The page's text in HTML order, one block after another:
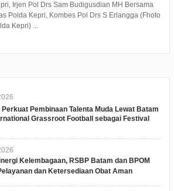
Irjen Pol Drs Sam Budigusdian MH Bersama
Polda Kepri, Kombes Pol Drs S Erlangga (Fhoto
Kepri) ...
Perkuat Pembinaan Talenta Muda Lewat Batam
Grassroot Football sebagai Festival
Kelembagaan, RSBP Batam dan BPOM
dan Ketersediaan Obat Aman